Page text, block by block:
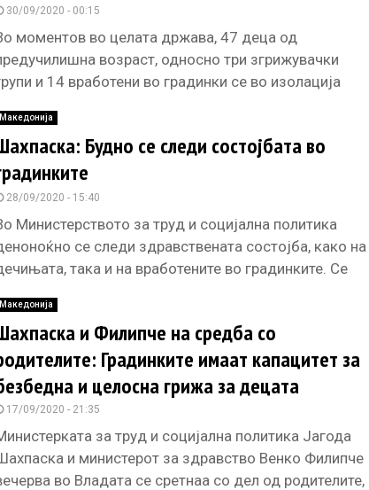
30/09/2020 - 00:15
моментов во целата држава, 47 деца од
возраст, односно три згрижувачки
и 14 вработени во градинки се во изолација
Македонија
Будно се следи состојбата во
28/09/2020 - 15:40
Министерството за труд и социјална политика
се следи здравствената состојба, како на
така и на вработените во градинките. Се
Македонија
и Филипче на средба со
Градинките имаат капацитет за
и целосна грижа за децата
17/09/2020 - 21:35
за труд и социјална политика Јагода
и министерот за здравство Венко Филипче
во Владата се сретнаа со дел од родителите,